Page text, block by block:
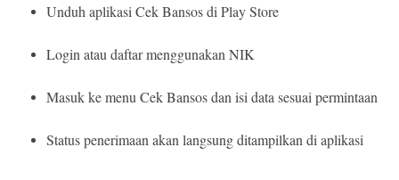
Unduh aplikasi Cek Bansos di Play Store
Login atau daftar menggunakan NIK
Masuk ke menu Cek Bansos dan isi data sesuai permintaan
Status penerimaan akan langsung ditampilkan di aplikasi